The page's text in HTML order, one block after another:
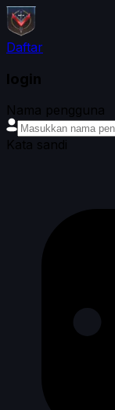
Daftar
login
Nama pengguna
Kata sandi